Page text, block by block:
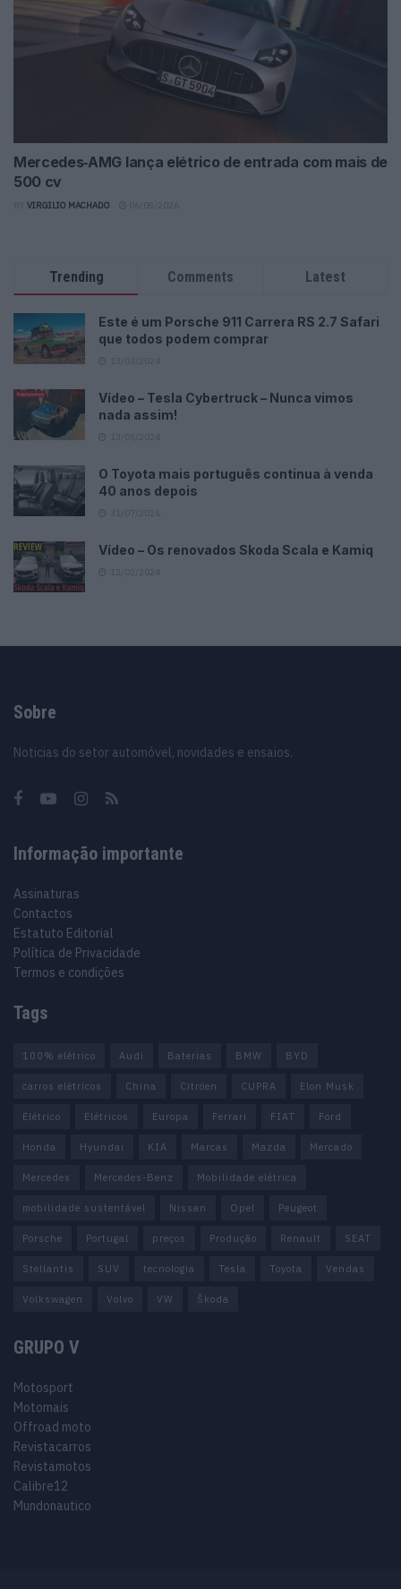
Mercedes‑AMG lança elétrico de entrada com mais de
500 cv
VIRGILIO MACHADO
Trending Comments Latest
Este é um Porsche 911 Carrera RS 2.7 Safari
que todos podem comprar
Vídeo – Tesla Cybertruck – Nunca vimos
nada assim!
O Toyota mais português continua à venda
40 anos depois
Vídeo – Os renovados Skoda Scala e Kamiq
Sobre
Noticias do setor automóvel, novidades e ensaios.
Informação importante
Assinaturas
Contactos
Estatuto Editorial
Política de Privacidade
Termos e condições
Tags
100% elétrico Audi Baterias BMW BYD
carros elétricos China Citröen CUPRA Elon Musk
Elétrico Elétricos Europa Ferrari FIAT Ford
Honda Hyundai KIA Marcas Mazda Mercado
Mercedes Mercedes-Benz Mobilidade elétrica
mobilidade sustentável Nissan Opel Peugeot
Porsche Portugal preços Produção Renault SEAT
Stellantis SUV tecnologia Tesla Toyota Vendas
Volkswagen Volvo VW Škoda
GRUPO V
Motosport
Motomais
Offroad moto
Revistacarros
Revistamotos
Calibre12
Mundonautico